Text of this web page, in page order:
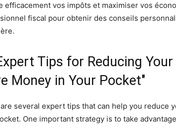
efficacement vos impôts et maximiser vos
fiscal pour obtenir des conseils
Tips for Reducing
Money in Your Pocket"
several expert tips that can help you reduce
One important strategy is to take